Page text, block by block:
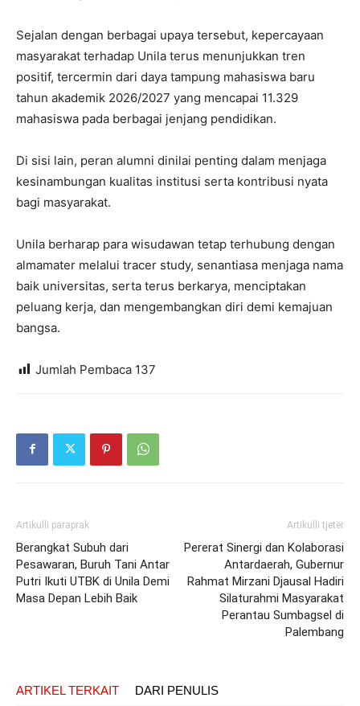
Sejalan dengan berbagai upaya tersebut, kepercayaan
masyarakat terhadap Unila terus menunjukkan tren
positif, tercermin dari daya tampung mahasiswa baru
tahun akademik 2026/2027 yang mencapai 11.329
mahasiswa pada berbagai jenjang pendidikan.
Di sisi lain, peran alumni dinilai penting dalam menjaga
kesinambungan kualitas institusi serta kontribusi nyata
bagi masyarakat.
Unila berharap para wisudawan tetap terhubung dengan
almamater melalui tracer study, senantiasa menjaga nama
baik universitas, serta terus berkarya, menciptakan
peluang kerja, dan mengembangkan diri demi kemajuan
bangsa.
Jumlah Pembaca 137
Artikulli paraprak
Berangkat Subuh dari
Pesawaran, Buruh Tani Antar
Putri Ikuti UTBK di Unila Demi
Masa Depan Lebih Baik
Artikulli tjetër
Pererat Sinergi dan Kolaborasi
Antardaerah, Gubernur
Rahmat Mirzani Djausal Hadiri
Silaturahmi Masyarakat
Perantau Sumbagsel di
Palembang
ARTIKEL TERKAIT DARI PENULIS